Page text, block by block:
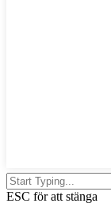
ESC för att stänga